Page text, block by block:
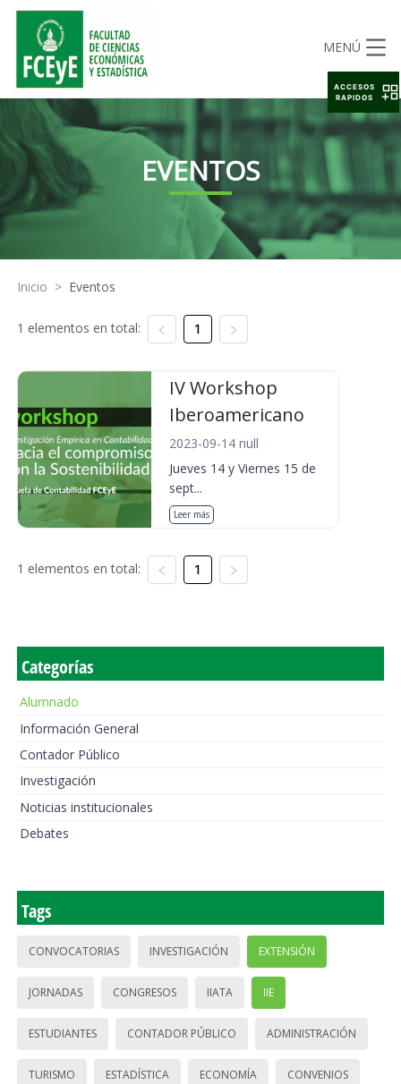
MENÚ
EVENTOS
Inicio > Eventos
1 elementos en total: 1
IV Workshop
Iberoamericano
2023-09-14 null
Jueves 14 y Viernes 15 de
sept...
Leer más
1 elementos en total: 1
Categorías
Alumnado
Información General
Contador Público
Investigación
Noticias institucionales
Debates
Tags
CONVOCATORIAS INVESTIGACIÓN EXTENSIÓN
JORNADAS CONGRESOS IIATA IIE
ESTUDIANTES CONTADOR PÚBLICO ADMINISTRACIÓN
TURISMO ESTADÍSTICA ECONOMÍA CONVENIOS
ACCESOS
RAPIDOS